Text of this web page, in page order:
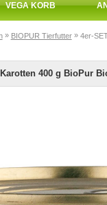
VEGA KORB
» BIOPUR Tierfutter» 4er-
400 g BioPur